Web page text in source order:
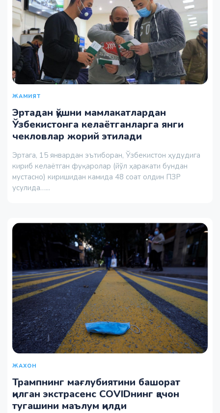
ЖАМИЯТ
Эртадан қўшни мамлакатлардан
Ўзбекистонга келаётганларга янги
чекловлар жорий этилади
Эртага, 15 январдан эътиборан, Ўзбекистон ҳудудига
кириб келаётган фуқаролар (йўл ҳаракати бундан
мустасно) киришидан камида 48 соат олдин ПЗР
усулида…...
ЖАХОН
Трампнинг мағлубиятини башорат
қилган экстрасенс COVIDнинг қачон
тугашини маълум қилди